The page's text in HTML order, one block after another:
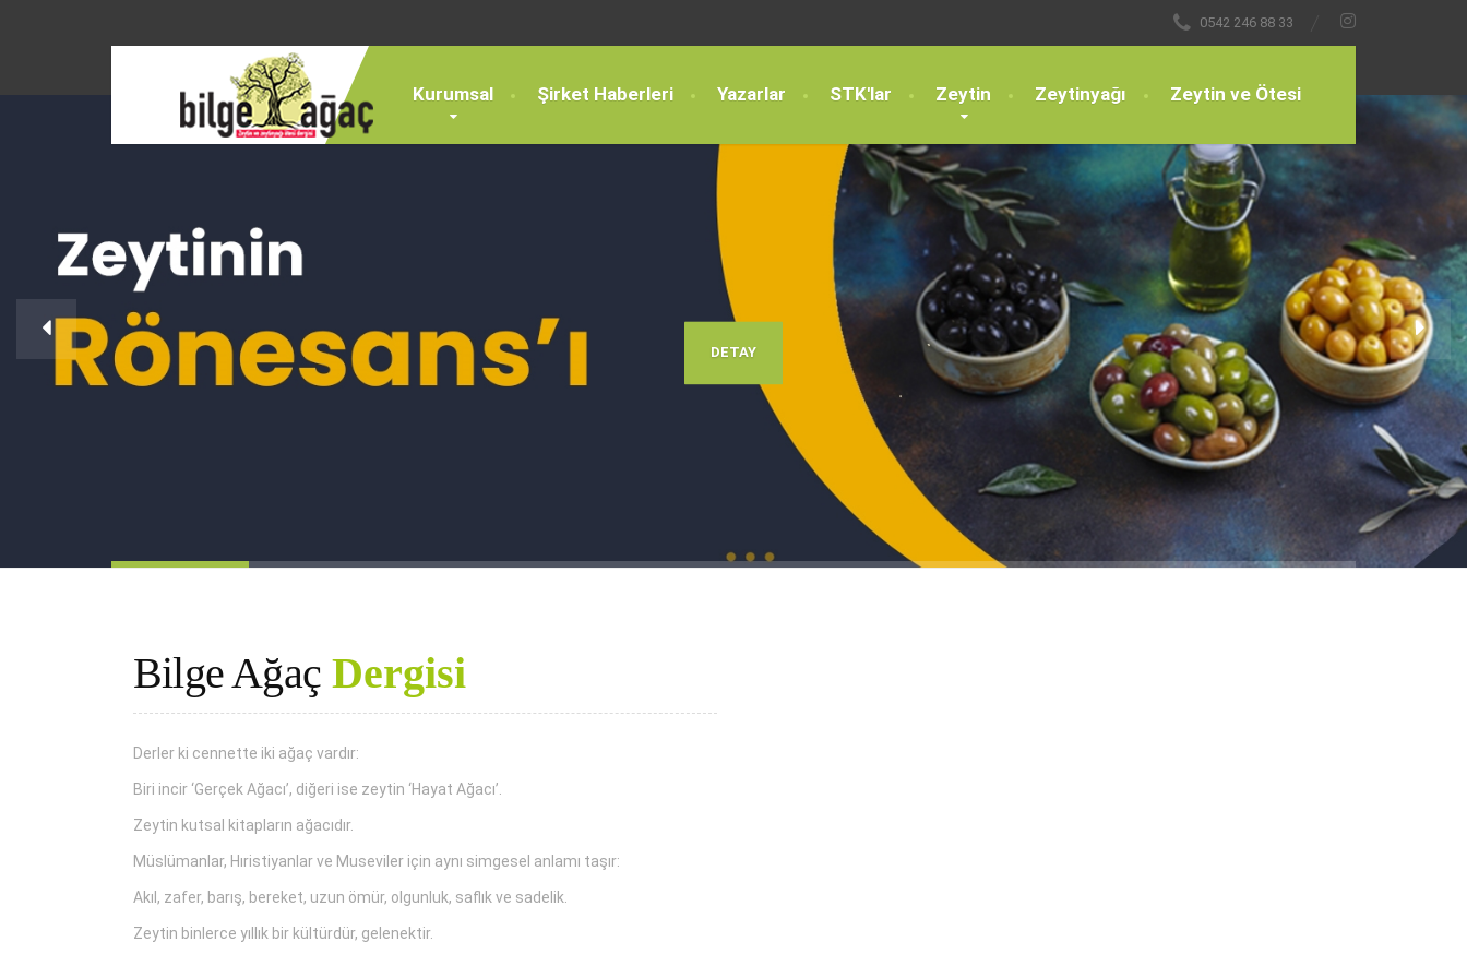
0542 246 88 33
Kurumsal Şirket Haberleri Yazarlar STK'lar Zeytin Zeytinyağı Zeytin ve Ötesi
DETAY
Bilge Ağaç Dergisi
Derler ki cennette iki ağaç vardır:
Biri incir ‘Gerçek Ağacı’, diğeri ise zeytin ‘Hayat Ağacı’.
Zeytin kutsal kitapların ağacıdır.
Müslümanlar, Hıristiyanlar ve Museviler için aynı simgesel anlamı taşır:
Akıl, zafer, barış, bereket, uzun ömür, olgunluk, saflık ve sadelik.
Zeytin binlerce yıllık bir kültürdür, gelenektir.